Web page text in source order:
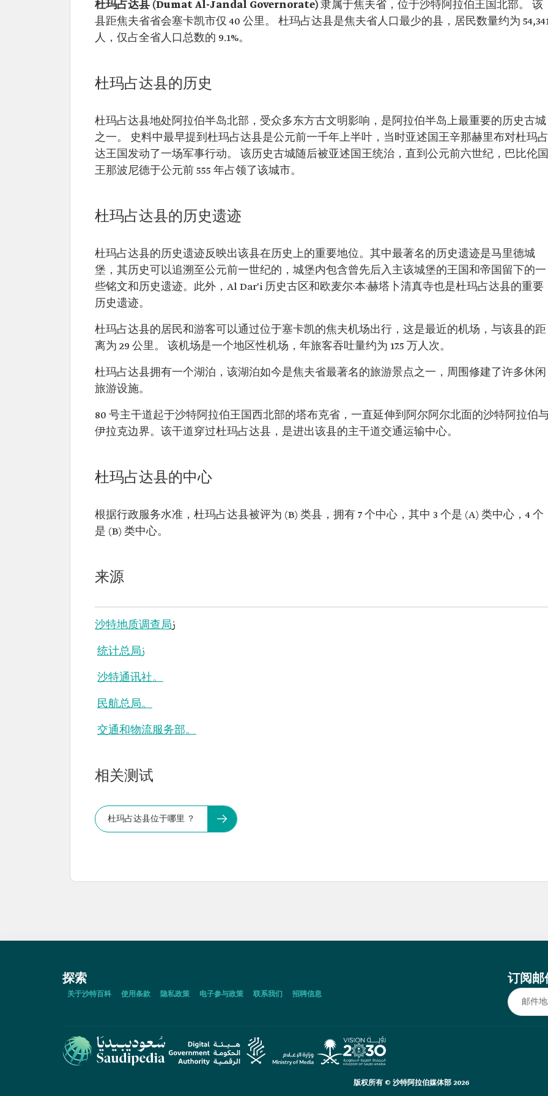
杜玛占达县 (Dumat Al-Jandal Governorate)隶属于焦夫省，位于沙特阿拉伯王国北部。 该
县距焦夫省省会塞卡凯市仅 40 公里。 杜玛占达县是焦夫省人口最少的县，居民数量约为
人，仅占全省人口总数的 9.1%。
杜玛占达县的历史
杜玛占达县地处阿拉伯半岛北部，受众多东方古文明影响，是阿拉伯半岛上最重要的历史古城
之一。 史料中最早提到杜玛占达县是公元前一千年上半叶，当时亚述国王辛那赫里布对杜玛占
达王国发动了一场军事行动。 该历史古城随后被亚述国王统治，直到公元前六世纪，巴比伦国
王那波尼德于公元前 555 年占领了该城市。
杜玛占达县的历史遗迹
杜玛占达县的历史遗迹反映出该县在历史上的重要地位。其中最著名的历史遗迹是马里德城
堡，其历史可以追溯至公元前一世纪的，城堡内包含曾先后入主该城堡的王国和帝国留下的一
些铭文和历史遗迹。此外，Al Dar'i 历史古区和欧麦尔·本·赫塔卜清真寺也是杜玛占达县的重要
历史遗迹。
杜玛占达县的居民和游客可以通过位于塞卡凯的焦夫机场出行，这是最近的机场，与该县的距
离为 29 公里。 该机场是一个地区性机场，年旅客吞吐量约为 17.5 万人次。
杜玛占达县拥有一个湖泊，该湖泊如今是焦夫省最著名的旅游景点之一，周围修建了许多休闲
旅游设施。
80 号主干道起于沙特阿拉伯王国西北部的塔布克省，一直延伸到阿尔阿尔北面的沙特阿拉伯
伊拉克边界。该干道穿过杜玛占达县，是进出该县的主干道交通运输中心。
杜玛占达县的中心
根据行政服务水准，杜玛占达县被评为 (B) 类县，拥有 7 个中心，其中 3 个是 (A) 类中心，4 个
是 (B) 类中心。
来源
沙特地质调查局ز
统计总局ز
沙特通讯社。
民航总局。
交通和物流服务部。
相关测试
杜玛占达县位于哪里 ？
探索
关于沙特百科 使用条款 隐私政策 电子参与政策 联系我们 招聘信息
订阅邮
版权所有 © 沙特阿拉伯媒体部 2026